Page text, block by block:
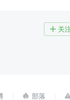
 关
